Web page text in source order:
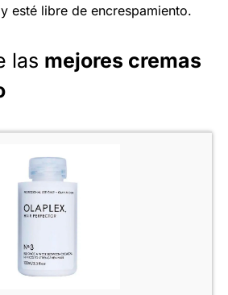
esté libre de encrespamiento.
las mejores cremas